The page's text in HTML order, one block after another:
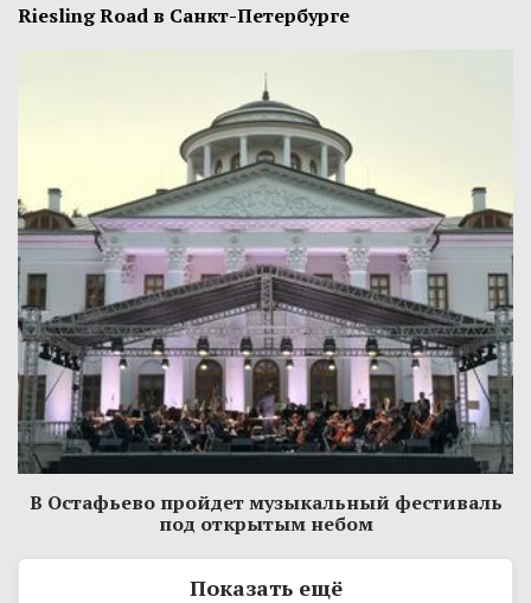
Riesling Road в Санкт-Петербурге
В Остафьево пройдет музыкальный фестиваль
под открытым небом
Показать ещё